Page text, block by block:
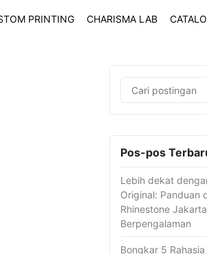
PRINTING CHARISMA LAB
Pos-pos
Lebih dekat
Original: Panduan
Rhinestone Jakarta
Berpengalaman
Bongkar 5